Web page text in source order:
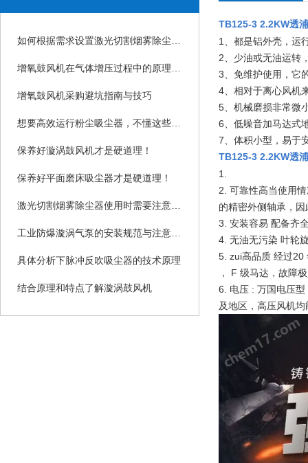
增氧鼓风机采购避坑指南与技巧
保养好漩涡鼓风机才是硬道理！
保养好平面磨床吸尘器才是硬道理！
具体分析下脉冲反吹吸尘器的技术原理
结合原理和特点了解漩涡鼓风机
TB125-3 2.2KW透
1、都是铝外壳，运
2、少油或无油运转
3、免维护使用，它
4、相对于离心风机
5、机械磨损非常微
6、低噪音加马达式
7、体积小型，易于
TB125-3 2.2KW透
1.
2. 可靠性高当使用
的精密外侧轴承，
3. 安装容易 配备齐
4. 无油无污染 叶轮
5. zui高品质 经过20
， F 级马达，故障
6. 电压 : 万国电压
及地区，高压风机